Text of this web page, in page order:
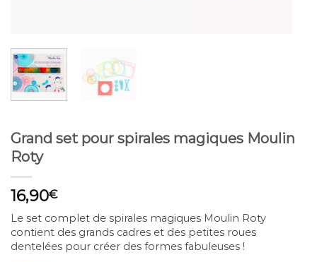
Grand set pour spirales magiques Moulin
Roty
16,90€
Le set complet de spirales magiques Moulin Roty
contient des grands cadres et des petites roues
dentelées pour créer des formes fabuleuses !